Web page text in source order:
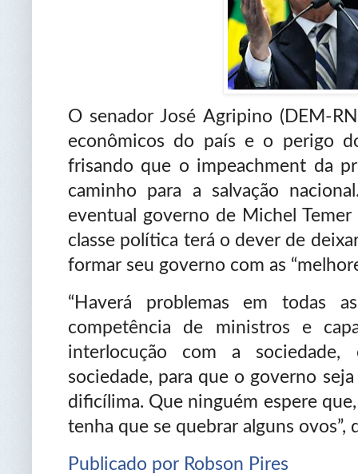
O senador José Agripino (DEM-
econômicos do país e o perigo
frisando que o impeachment da
caminho para a salvação
eventual governo de Michel
classe política terá o dever de
formar seu governo com as
“Haverá problemas em todas
competência de ministros e
interlocução com a
sociedade, para que o governo
dificílima. Que ninguém espere
tenha que se quebrar alguns ovos”,
Publicado por Robson Pires